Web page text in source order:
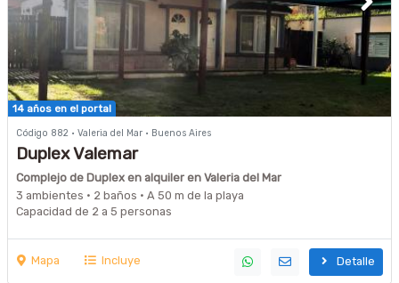
14 años en el portal
Código 882 · Valeria del Mar · Buenos Aires
Duplex Valemar
Complejo de Duplex en alquiler en Valeria del Mar
3 ambientes · 2 baños · A 50 m de la playa
Capacidad de 2 a 5 personas
Mapa Incluye Detalle